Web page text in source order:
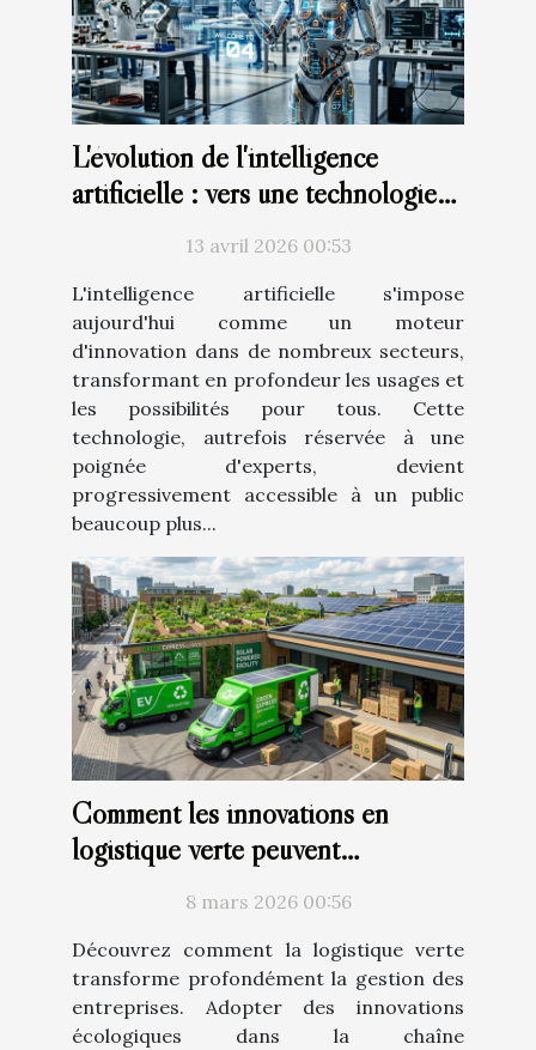
L'évolution de l'intelligence
artificielle : vers une technologie
13 avril 2026 00:53
L'intelligence artificielle s'impose
aujourd'hui comme un moteur
d'innovation dans de nombreux secteurs,
transformant en profondeur les usages et
les possibilités pour tous. Cette
technologie, autrefois réservée à une
poignée d'experts, devient
progressivement accessible à un public
beaucoup plus...
Comment les innovations en
logistique verte peuvent
révolutionner votre entreprise ?
8 mars 2026 00:56
Découvrez comment la logistique verte
transforme profondément la gestion des
entreprises. Adopter des innovations
écologiques dans la chaîne